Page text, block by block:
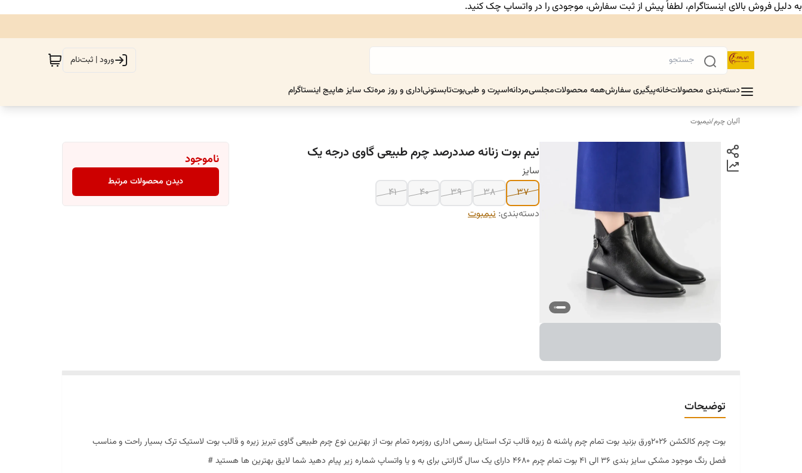
به دلیل فروش بالای اینستاگرام، لطفاً پیش از ثبت سفارش، موجودی را در واتساپ چک کنید.
ورود | ثبت‌نام
دسته‌بندی محصولاتخانهپیگیری سفارشهمه محصولاتمجلسیمردانهاسپرت و طبیبوتتابستونیاداری و روز مرهتک سایز هاپیج اینستاگرام
آلیان چرم/نیمبوت
نیم بوت زنانه صددرصد چرم طبیعی گاوی درجه یک
سایز
۳۷
۳۸ ۳۹ ۴۰
۴۱
دسته‌بندی: نیمبوت
ناموجود
دیدن محصولات مرتبط
توضیحات
بوت چرم کالکشن ۲۰۲۶ورق بزنید بوت تمام چرم پاشنه ۵ زیره قالب ترک استایل رسمی اداری روزمره تمام بوت از بهترین نوع چرم طبیعی گاوی تبریز زیره و قالب بوت لاستیک ترک بسیار راحت و مناسب
فصل رنگ موجود مشکی سایز بندی ۳۶ الی ۴۱ بوت تمام چرم ۴۶۸۰ دارای یک سال گارانتی برای به و یا واتساپ شماره زیر پیام دهید شما لایق بهترین ها هستید #